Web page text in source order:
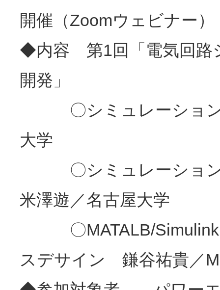
開催（Zoomウェビナー）
◆内容 第1回「電気回路
開発」
〇シミュレーション
大学
〇シミュレーション
米澤遊／名古屋大学
〇MATALB/Simulink
スデサイン 鎌谷祐貴／